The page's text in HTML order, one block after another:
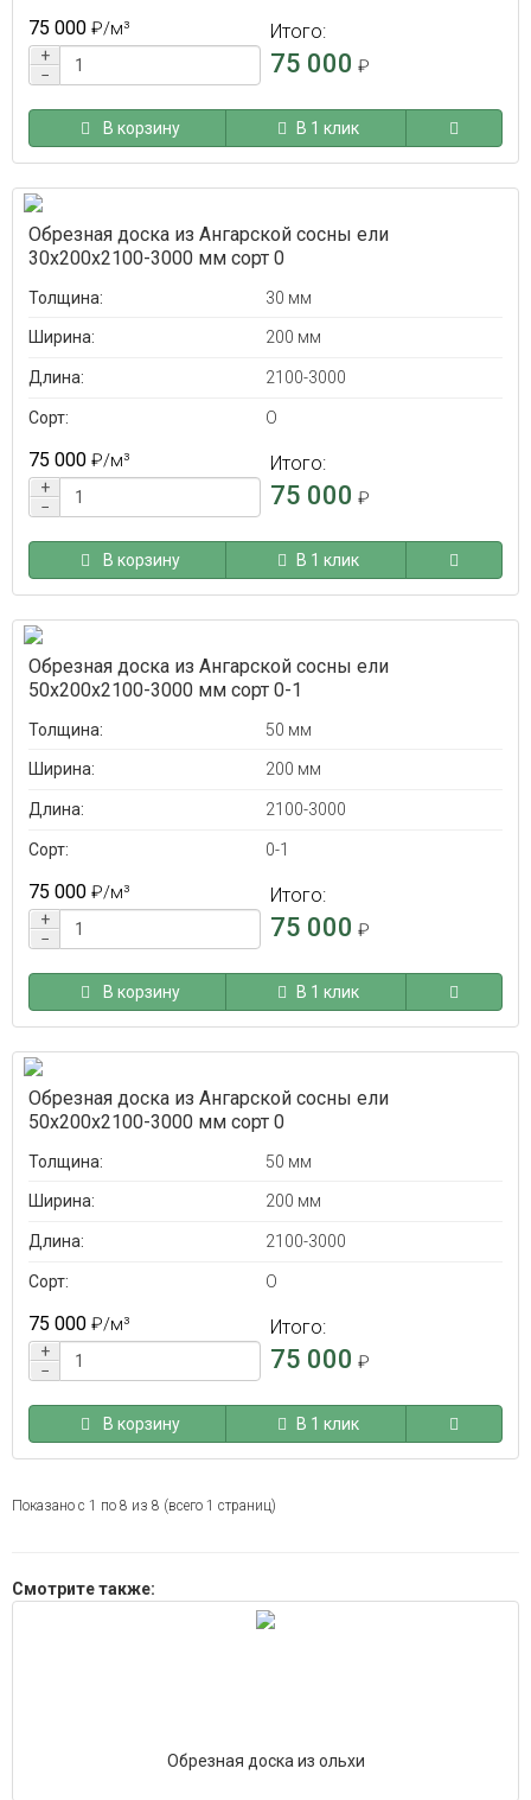
75 000 ₽/м³
+
−
Итого:
75 000 ₽
В корзину В 1 клик
Обрезная доска из Ангарской сосны ели
30x200x2100-3000 мм сорт 0
Толщина: 30 мм
Ширина: 200 мм
Длина: 2100-3000
Сорт: O
75 000 ₽/м³
+
−
Итого:
75 000 ₽
В корзину В 1 клик
Обрезная доска из Ангарской сосны ели
50x200x2100-3000 мм сорт 0-1
Толщина: 50 мм
Ширина: 200 мм
Длина: 2100-3000
Сорт: 0-1
75 000 ₽/м³
+
−
Итого:
75 000 ₽
В корзину В 1 клик
Обрезная доска из Ангарской сосны ели
50x200x2100-3000 мм сорт 0
Толщина: 50 мм
Ширина: 200 мм
Длина: 2100-3000
Сорт: O
75 000 ₽/м³
+
−
Итого:
75 000 ₽
В корзину В 1 клик
Показано с 1 по 8 из 8 (всего 1 страниц)
Смотрите также:
Обрезная доска из ольхи